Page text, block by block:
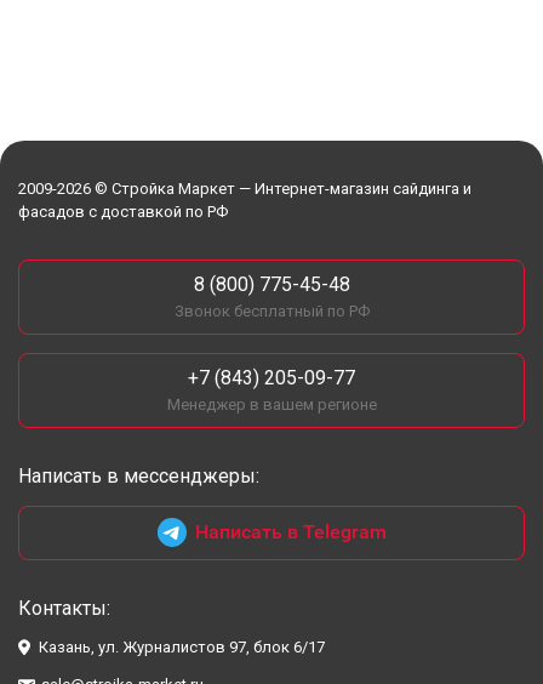
2009-2026 © Стройка Маркет — Интернет-магазин сайдинга и
фасадов с доставкой по РФ
8 (800) 775-45-48
Звонок бесплатный по РФ
+7 (843) 205-09-77
Менеджер в вашем регионе
Написать в мессенджеры:
Написать в Telegram
Контакты:
Казань, ул. Журналистов 97, блок 6/17